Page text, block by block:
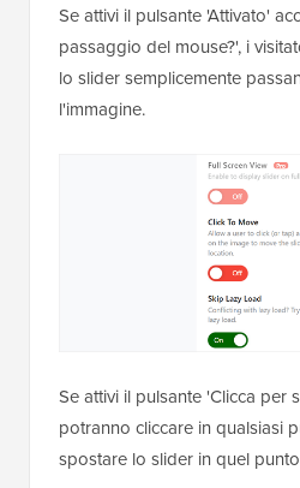
Se attivi il pulsante 'Attivato'
passaggio del mouse?', i
lo slider semplicemente
l'immagine.
Se attivi il pulsante 'Clicca per
potranno cliccare in qualsiasi
spostare lo slider in quel